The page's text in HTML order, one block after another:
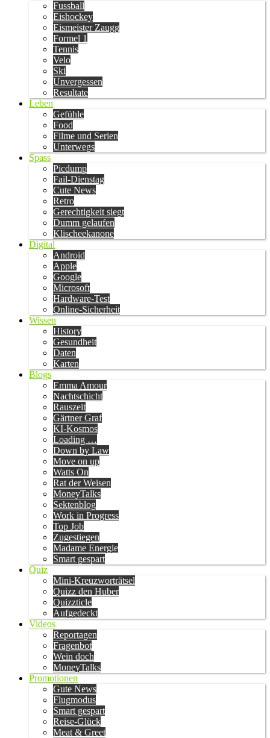
Fussball
Eishockey
Eismeister Zaugg
Formel 1
Tennis
Velo
Ski
Unvergessen
Resultate
Leben
Gefühle
Food
Filme und Serien
Unterwegs
Spass
Picdump
Fail-Dienstag
Cute News
Retro
Gerechtigkeit siegt
Dumm gelaufen
Klischeekanone
Digital
Android
Apple
Google
Microsoft
Hardware-Test
Online-Sicherheit
Wissen
History
Gesundheit
Daten
Karten
Blogs
Emma Amour
Nachtschicht
Rauszeit
Gärtner Graf
KI-Kosmos
Loading …
Down by Law
Move on up
Watts On
Rat der Weisen
MoneyTalks
Sektenblog
Work in Progress
Top Job
Zugestiegen
Madame Energie
Smart gespart
Quiz
Mini-Kreuzworträtsel
Quizz den Huber
Quizzticle
Aufgedeckt
Videos
Reportagen
Fragenbot
Wein doch
MoneyTalks
Promotionen
Gute News
Flugmodus
Smart gespart
Reise-Glück
Meat & Greet